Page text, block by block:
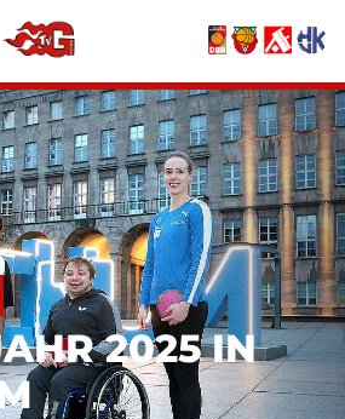
2025 IN